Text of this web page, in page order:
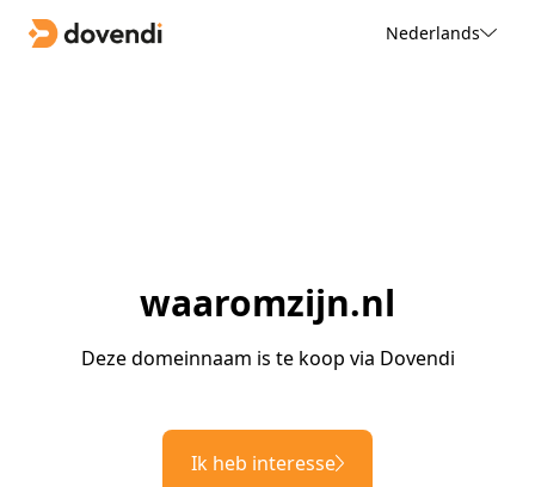
Nederlands
waaromzijn.nl
Deze domeinnaam is te koop via Dovendi
Ik heb interesse